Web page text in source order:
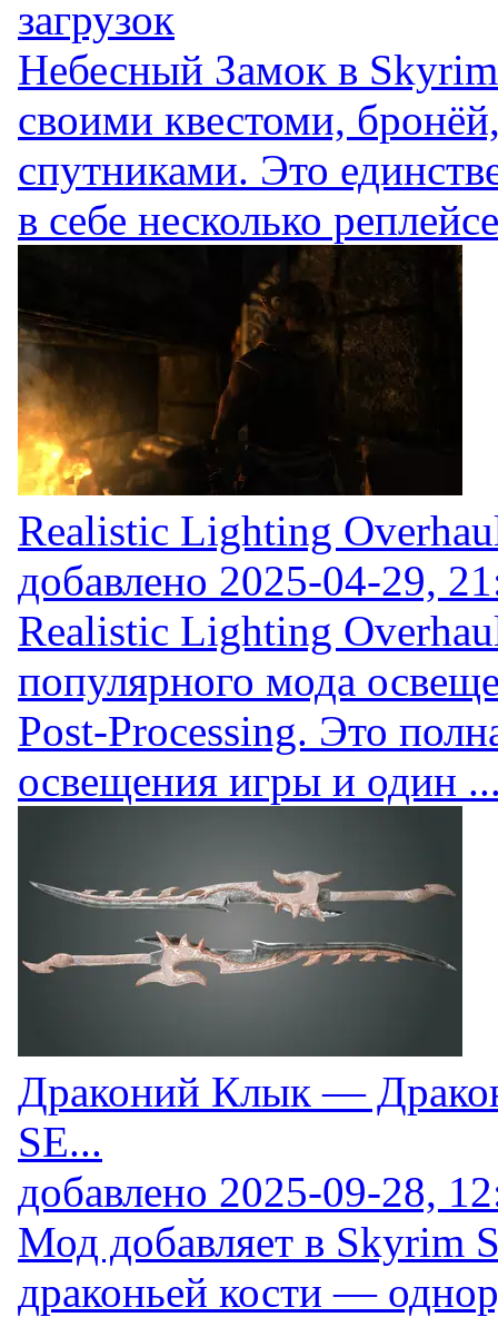
загрузок
Небесный Замок в
своими квестоми,
спутниками. Это
в себе несколько
Realistic Lighting
добавлено 2025-04-29,
Realistic Lighting
популярного мода
Post-Processing. Это
освещения игры и один
Драконий Клык —
SE...
добавлено 2025-09-28,
Мод добавляет в Skyrim
драконьей кости —